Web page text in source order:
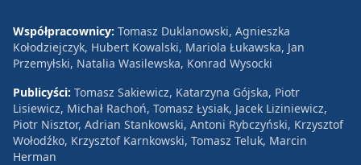
Współpracownicy: Tomasz Duklanowski, Agnieszka
Kołodziejczyk, Hubert Kowalski, Mariola Łukawska, Jan
Przemyłski, Natalia Wasilewska, Konrad Wysocki
Publicyści: Tomasz Sakiewicz, Katarzyna Gójska, Piotr
Lisiewicz, Michał Rachoń, Tomasz Łysiak, Jacek Liziniewicz,
Piotr Nisztor, Adrian Stankowski, Antoni Rybczyński, Krzysztof
Wołodźko, Krzysztof Karnkowski, Tomasz Teluk, Marcin
Herman